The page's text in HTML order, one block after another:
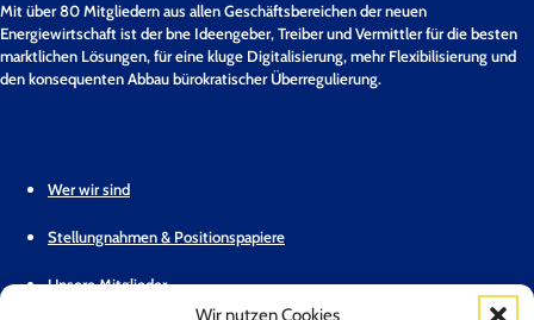
Wir nutzen Cookies
Mit über 80 Mitgliedern aus allen Geschäftsbereichen der neuen
Energiewirtschaft ist der bne Ideengeber, Treiber und Vermittler für die besten
marktlichen Lösungen, für eine kluge Digitalisierung, mehr Flexibilisierung und
den konsequenten Abbau bürokratischer Überregulierung.
Wer wir sind
Stellungnahmen & Positionspapiere
Unsere Mitglieder